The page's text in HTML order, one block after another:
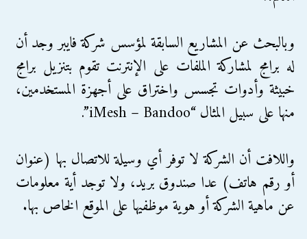
وبالبحث عن المشاريع السابقة لمؤسس شركة فايبر وجد أن
له برامج لمشاركة الملفات على الإنترنت تقوم بتنزيل برامج
خبيثة وأدوات تجسس واختراق على أجهزة المستخدمين،
منها على سبيل المثال “iMesh – Bandoo”.
واللافت أن الشركة لا توفر أي وسيلة للاتصال بها (عنوان
أو رقم هاتف) عدا صندوق بريد، ولا توجد أية معلومات
عن ماهية الشركة أو هوية موظفيها على الموقع الخاص بها.